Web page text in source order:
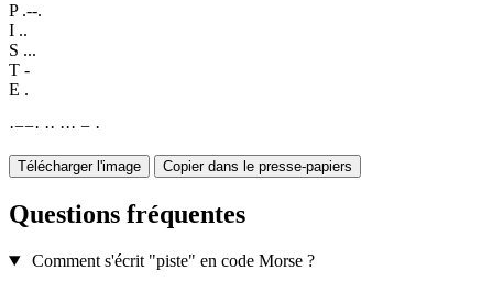
P .--.
I ..
S ...
T -
E .
·−−· ·· ··· − ·
Télécharger l'image Copier dans le presse-papiers
Questions fréquentes
Comment s'écrit "piste" en code Morse ?